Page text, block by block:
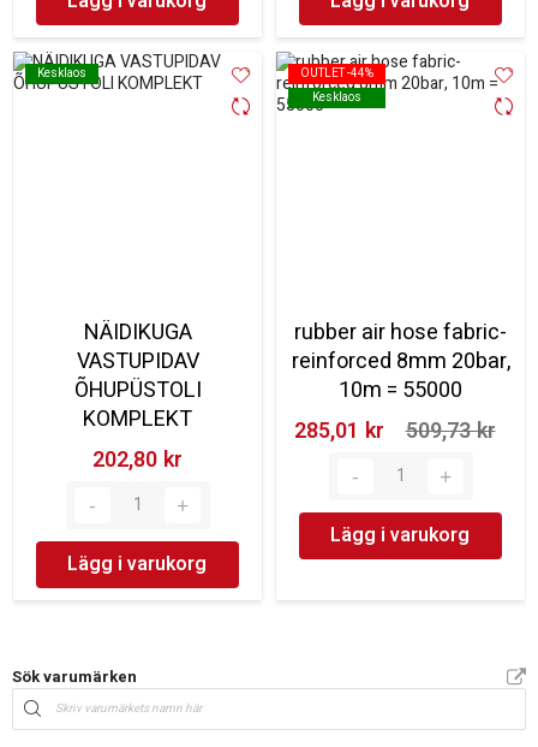
Kesklaos
Kesklaos
NÄIDIKUGA
VASTUPIDAV
ÕHUPÜSTOLI
KOMPLEKT
202,80 kr‎
Lägg i varukorg
OUTLET -44%
Kesklaos
OUTLET -44%
Kesklaos
rubber air hose fabric-
reinforced 8mm 20bar,
10m = 55000
285,01 kr‎
509,73 kr‎
Lägg i varukorg
Sök varumärken